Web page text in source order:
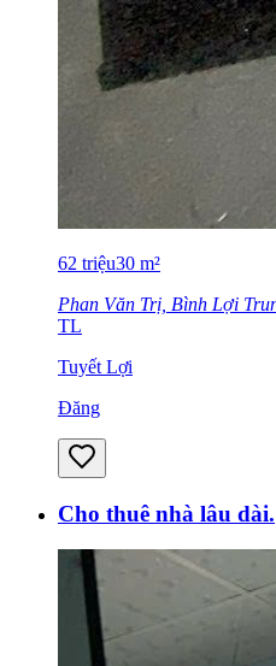
62 triệu30 m²
Phan Văn Trị, Bình Lợi
TL
Tuyết Lợi
Đăng
Cho thuê nhà lâu dài.